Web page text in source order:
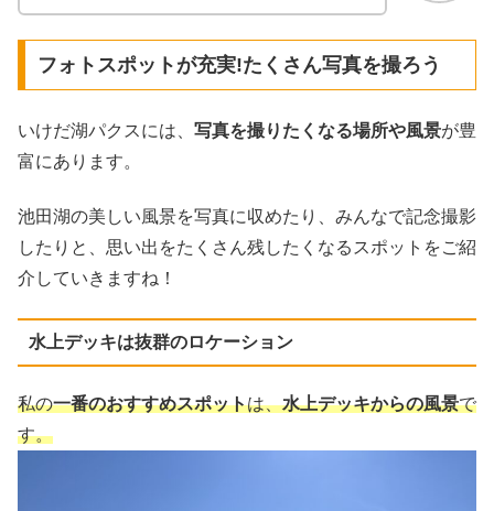
フォトスポットが充実!たくさん写真を撮ろう
いけだ湖パクスには、 写真を撮りたくなる場所や風景が豊
富にあります。
池田湖の美しい風景を写真に収めたり、みんなで記念撮影
したりと、思い出をたくさん残したくなるスポットをご紹
介していきますね！
水上デッキは抜群のロケーション
私の一番のおすすめスポットは、水上デッキからの風景で
す。